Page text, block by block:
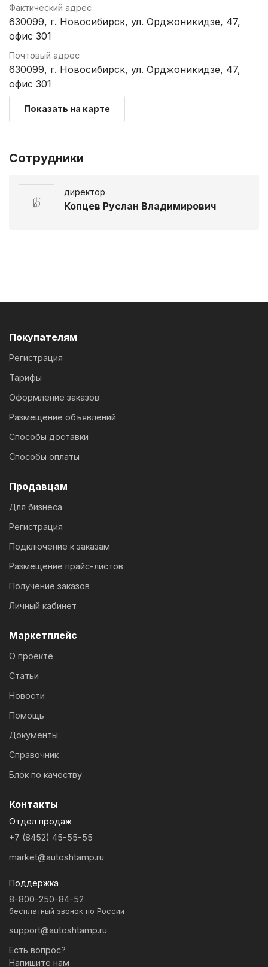
Фактический адрес
630099, г. Новосибирск, ул. Орджоникидзе, 47,
офис 301
Почтовый адрес
630099, г. Новосибирск, ул. Орджоникидзе, 47,
офис 301
Показать на карте
Сотрудники
директор
Копцев Руслан Владимирович
Покупателям
Регистрация
Тарифы
Оформление заказов
Размещение объявлений
Способы доставки
Способы оплаты
Продавцам
Для бизнеса
Регистрация
Подключение к заказам
Размещение прайс-листов
Получение заказов
Личный кабинет
Маркетплейс
О проекте
Статьи
Новости
Помощь
Документы
Справочник
Блок по качеству
Контакты
Отдел продаж
+7 (8452) 45-55-55
market@autoshtamp.ru
Поддержка
8-800-250-84-52
бесплатный звонок по России
support@autoshtamp.ru
Есть вопрос?
Напишите нам